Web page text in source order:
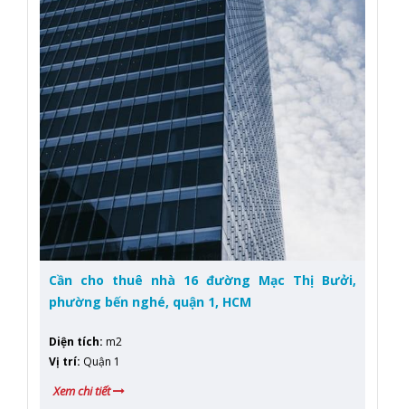
Cần cho thuê nhà 16 đường Mạc Thị Bưởi,
phường bến nghé, quận 1, HCM
Diện tích: m2
Vị trí: Quận 1
Xem chi tiết